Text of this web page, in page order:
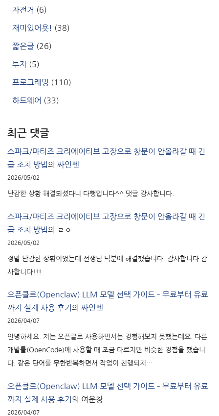
자전거 (6)
재미있어욧! (38)
짧은글 (26)
투자 (5)
프로그래밍 (110)
하드웨어 (33)
최근 댓글
스파크/마티즈 크리에이티브 고장으로 창문이 안올라갈 때 긴
급 조치 방법의 싸인펜
2026/05/02
난감한 상황 해결되셨다니 다행입니다^^ 댓글 감사합니다.
스파크/마티즈 크리에이티브 고장으로 창문이 안올라갈 때 긴
급 조치 방법의 ㄹㅇ
2026/05/02
정말 난감한 상황이었는데 선생님 덕분에 해결했습니다. 감사합니다 감
사합니다!!!
오픈클로(Openclaw) LLM 모델 선택 가이드 – 무료부터 유료
까지 실제 사용 후기 의 싸인펜
2026/04/07
안녕하세요. 저는 오픈클로 사용하면서는 경험해보지 못했는데요. 다른
개발툴(OpenCode)에 사용할 때 조금 다르지만 비슷한 경험을 했습니
다. 같은 단어를 무한반복하면서 작업이 진행되지…
오픈클로(Openclaw) LLM 모델 선택 가이드 – 무료부터 유료
까지 실제 사용 후기 의 여운창
2026/04/07